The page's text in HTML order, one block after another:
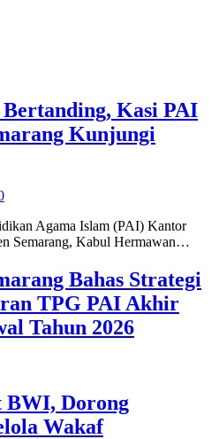
Kasi PAI
Kunjungi
Agama Islam (PAI) Kantor
Semarang, Kabul Hermawan…
Bahas Strategi
TPG PAI Akhir
Tahun 2026
BWI, Dorong
Wakaf